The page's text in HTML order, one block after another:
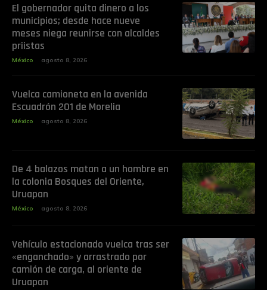
El gobernador quita dinero a los
municipios; desde hace nueve
meses niega reunirse con alcaldes
priistas
México agosto 8, 2026
Vuelca camioneta en la avenida
Escuadrón 201 de Morelia
México agosto 8, 2026
De 4 balazos matan a un hombre en
la colonia Bosques del Oriente,
Uruapan
México agosto 8, 2026
Vehículo estacionado vuelca tras ser
«enganchado» y arrastrado por
camión de carga, al oriente de
Uruapan